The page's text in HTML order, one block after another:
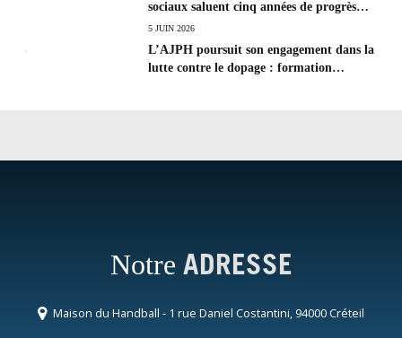
sociaux saluent cinq années de progrès
social et les efforts à poursuivre !
5 JUIN 2026
L’AJPH poursuit son engagement dans la
lutte contre le dopage : formation
Notre ADRESSE
Maison du Handball - 1 rue Daniel Costantini, 94000 Créteil